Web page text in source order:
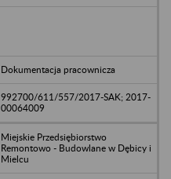
Dokumentacja pracownicza
992700/611/557/2017-SAK; 2017-
00064009
Miejskie Przedsiębiorstwo
Remontowo - Budowlane w Dębicy i
Mielcu